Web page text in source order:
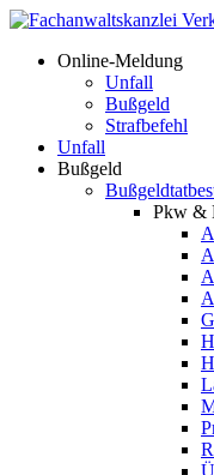
Online-Meldung
Unfall
Bußgeld
Strafbefehl
Unfall
Bußgeld
Pkw &